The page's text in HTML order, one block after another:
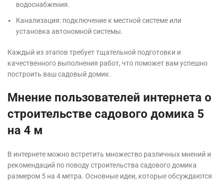
водоснабжения.
Канализация: подключение к местной системе или
установка автономной системы.
Каждый из этапов требует тщательной подготовки и
качественного выполнения работ, что поможет вам успешно
построить ваш садовый домик.
Мнение пользователей интернета о
строительстве садового домика 5
на 4 м
В интернете можно встретить множество различных мнений и
рекомендаций по поводу строительства садового домика
размером 5 на 4 метра. Основные идеи, которые обсуждаются